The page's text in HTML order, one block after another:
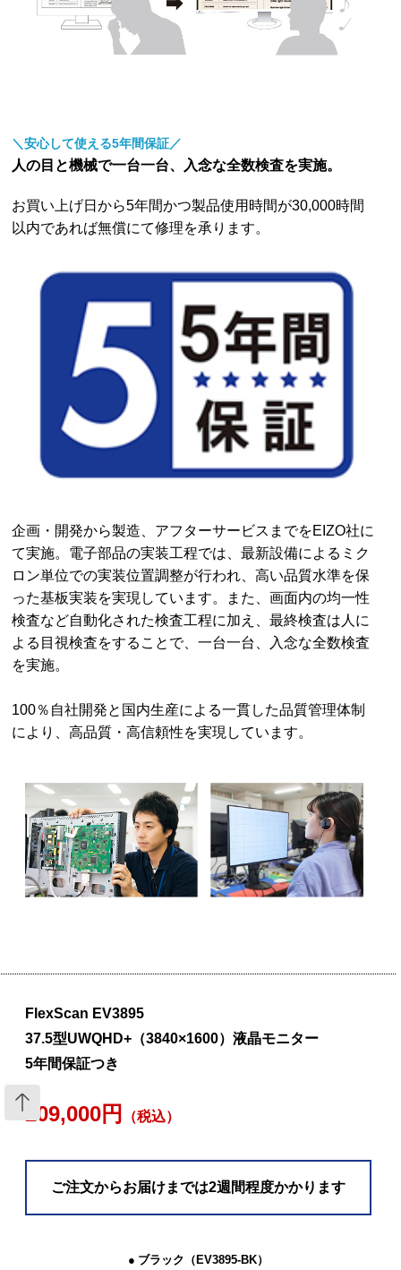
＼安心して使える5年間保証／
人の目と機械で一台一台、入念な全数検査を実施。
お買い上げ日から5年間かつ製品使用時間が30,000時間
以内であれば無償にて修理を承ります。
企画・開発から製造、アフターサービスまでをEIZO社に
て実施。電子部品の実装工程では、最新設備によるミク
ロン単位での実装位置調整が行われ、高い品質水準を保
った基板実装を実現しています。また、画面内の均一性
検査など自動化された検査工程に加え、最終検査は人に
よる目視検査をすることで、一台一台、入念な全数検査
を実施。
100％自社開発と国内生産による一貫した品質管理体制
により、高品質・高信頼性を実現しています。
FlexScan EV3895
37.5型UWQHD+（3840×1600）液晶モニター
5年間保証つき
209,000円 （税込）
ご注文からお届けまでは2週間程度かかります
ブラック（EV3895-BK）